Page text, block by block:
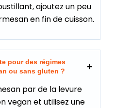
ajoutez un peu
en fin de cuisson.
pour des régimes
ou sans gluten ?
par de la levure
vegan et utilisez une